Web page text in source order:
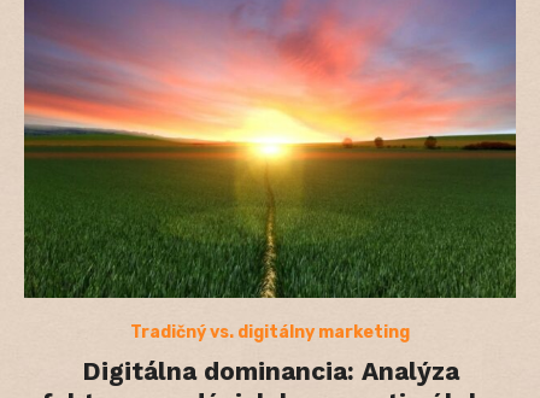
Tradičný vs. digitálny marketing
Digitálna dominancia: Analýza